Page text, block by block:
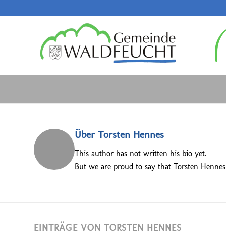
Über Torsten Hennes
This author has not written his bio yet.
But we are proud to say that Torsten Hennes
EINTRÄGE VON TORSTEN HENNES